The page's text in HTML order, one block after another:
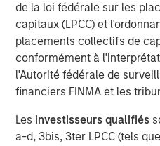
de la loi fédérale sur les
capitaux (LPCC) et
placements collectifs de
conformément à
l'Autorité fédérale de
financiers FINMA et les
Les investisseurs qualifiés
a-d, 3bis, 3ter LPCC (tels
An in-depth review of the US
markets.
Télécharger le PDF
High Yield Team